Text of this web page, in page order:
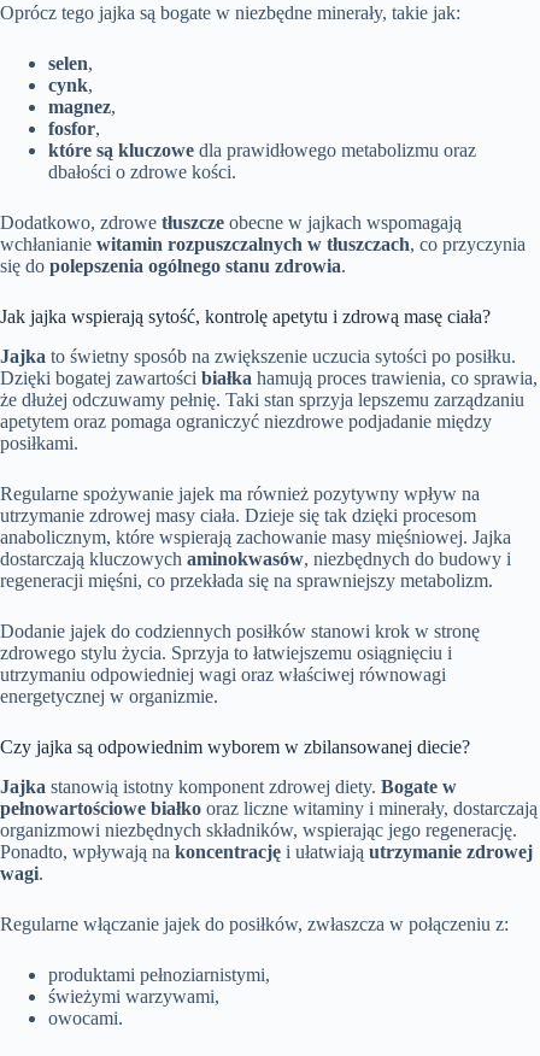
Oprócz tego jajka są bogate w niezbędne minerały, takie jak:
selen,
cynk,
magnez,
fosfor,
które są kluczowe dla prawidłowego metabolizmu oraz
dbałości o zdrowe kości.
Dodatkowo, zdrowe tłuszcze obecne w jajkach wspomagają
wchłanianie witamin rozpuszczalnych w tłuszczach, co przyczynia
się do polepszenia ogólnego stanu zdrowia.
Jak jajka wspierają sytość, kontrolę apetytu i zdrową masę ciała?
Jajka to świetny sposób na zwiększenie uczucia sytości po posiłku.
Dzięki bogatej zawartości białka hamują proces trawienia, co sprawia,
że dłużej odczuwamy pełnię. Taki stan sprzyja lepszemu zarządzaniu
apetytem oraz pomaga ograniczyć niezdrowe podjadanie między
posiłkami.
Regularne spożywanie jajek ma również pozytywny wpływ na
utrzymanie zdrowej masy ciała. Dzieje się tak dzięki procesom
anabolicznym, które wspierają zachowanie masy mięśniowej. Jajka
dostarczają kluczowych aminokwasów, niezbędnych do budowy i
regeneracji mięśni, co przekłada się na sprawniejszy metabolizm.
Dodanie jajek do codziennych posiłków stanowi krok w stronę
zdrowego stylu życia. Sprzyja to łatwiejszemu osiągnięciu i
utrzymaniu odpowiedniej wagi oraz właściwej równowagi
energetycznej w organizmie.
Czy jajka są odpowiednim wyborem w zbilansowanej diecie?
Jajka stanowią istotny komponent zdrowej diety. Bogate w
pełnowartościowe białko oraz liczne witaminy i minerały, dostarczają
organizmowi niezbędnych składników, wspierając jego regenerację.
Ponadto, wpływają na koncentrację i ułatwiają utrzymanie zdrowej
wagi.
Regularne włączanie jajek do posiłków, zwłaszcza w połączeniu z:
produktami pełnoziarnistymi,
świeżymi warzywami,
owocami.